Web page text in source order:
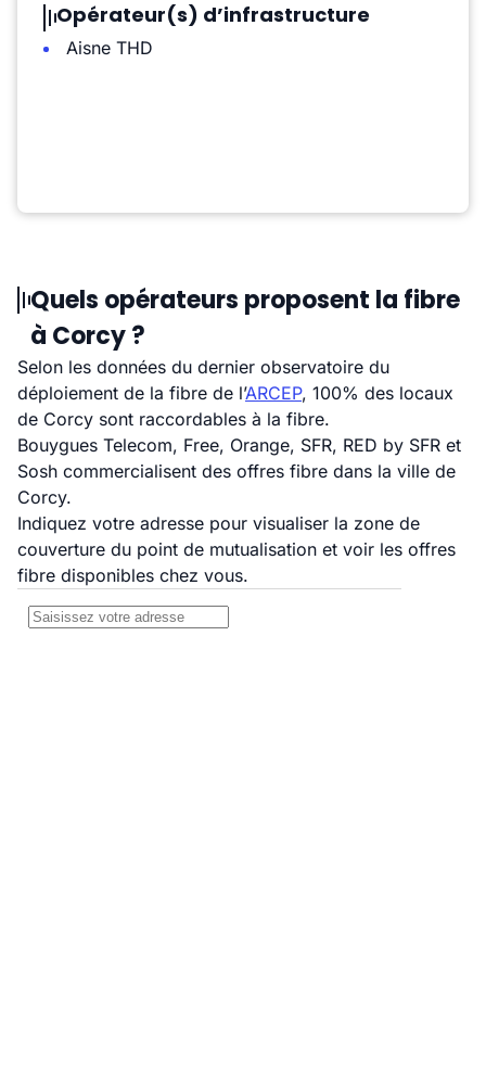
Opérateur(s) d’infrastructure
Aisne THD
Quels opérateurs proposent la fibre
à Corcy ?
Selon les données du dernier observatoire du
déploiement de la fibre de l’ARCEP, 100% des locaux
de Corcy sont raccordables à la fibre.
Bouygues Telecom, Free, Orange, SFR, RED by SFR et
Sosh commercialisent des offres fibre dans la ville de
Corcy.
Indiquez votre adresse pour visualiser la zone de
couverture du point de mutualisation et voir les offres
fibre disponibles chez vous.